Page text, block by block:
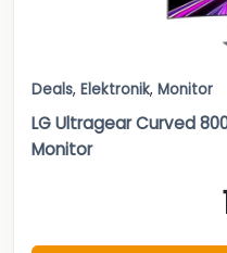
Deals, Elektronik, Monitor
LG Ultragear Curved
Monitor